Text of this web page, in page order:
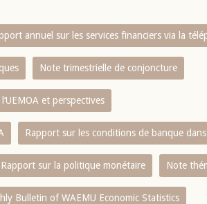
annuel sur les services financiers via la
Note trimestrielle de conjoncture
et perspectives
Rapport sur les conditions de banque dans
Rapport sur la politique monétaire Note
Bulletin of WAEMU Economic Statistics